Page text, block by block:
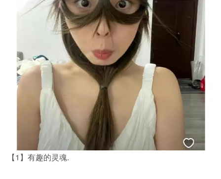
【1】有趣的灵魂.